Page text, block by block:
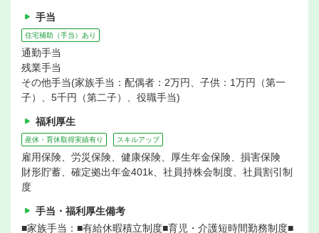
手当
住宅補助（手当）あり
通勤手当
残業手当
その他手当(家族手当：配偶者：2万円、子供：1万円（第一
子）、5千円（第二子）、役職手当)
福利厚生
産休・育休取得実績有り スキルアップ
雇用保険、労災保険、健康保険、厚生年金保険、損害保険
財形貯蓄、確定拠出年金401k、社員持株会制度、社員割引制
度
手当・福利厚生備考
■家族手当：■有給休暇積立制度■育児・介護短時間勤務制度■